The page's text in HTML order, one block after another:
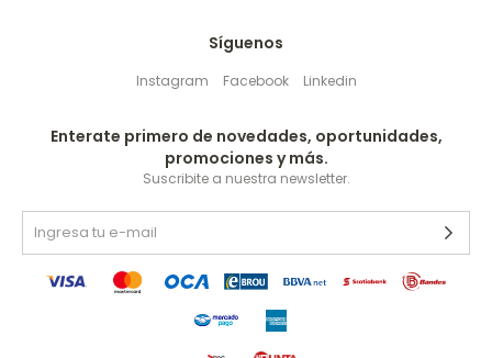
Síguenos
Instagram Facebook Linkedin
Enterate primero de novedades, oportunidades,
promociones y más.
Suscribite a nuestra newsletter.